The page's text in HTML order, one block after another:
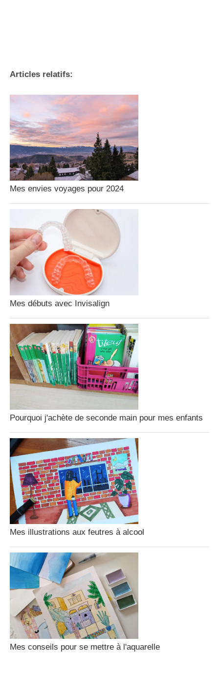
Articles relatifs:
Mes envies voyages pour 2024
Mes débuts avec Invisalign
Pourquoi j'achète de seconde main pour mes enfants
Mes illustrations aux feutres à alcool
Mes conseils pour se mettre à l'aquarelle